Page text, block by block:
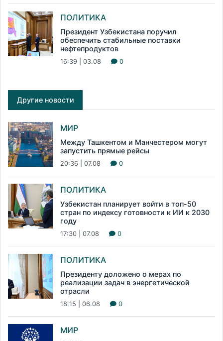
ПОЛИТИКА
Президент Узбекистана поручил
обеспечить стабильные поставки
нефтепродуктов
16:39 | 03.08 0
Другие новости
МИР
Между Ташкентом и Манчестером могут
запустить прямые рейсы
20:36 | 07.08 0
ПОЛИТИКА
Узбекистан планирует войти в топ-50
стран по индексу готовности к ИИ к 2030
году
17:30 | 07.08 0
ПОЛИТИКА
Президенту доложено о мерах по
реализации задач в энергетической
отрасли
18:15 | 06.08 0
МИР